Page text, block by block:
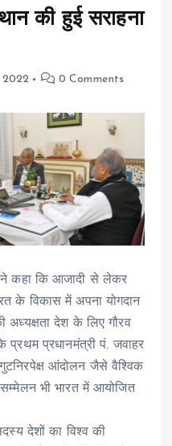
की हुई सराहना
2022 0 Comments
कहा कि आजादी से लेकर
के विकास में अपना योगदान
अध्यक्षता देश के लिए गौरव
प्रधानमंत्री पं. जवाहर
आंदोलन जैसे वैश्विक
भी भारत में आयोजित
देशों का विश्व की